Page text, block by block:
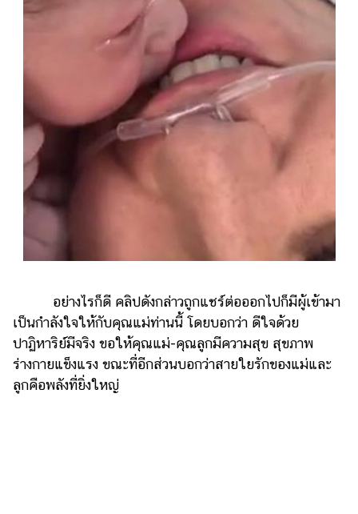
อย่างไรก็ดี คลิปดังกล่าวถูกแชร์ต่อออกไปก็มีผู้เข้ามา
เป็นกำลังใจให้กับคุณแม่ท่านนี้ โดยบอกว่า ดีใจด้วย
ปาฏิหาริย์มีจริง ขอให้คุณแม่-คุณลูกมีความสุข สุขภาพ
ร่างกายแข็งแรง ขณะที่อีกส่วนบอกว่าสายใยรักของแม่และ
ลูกคือพลังที่ยิ่งใหญ่